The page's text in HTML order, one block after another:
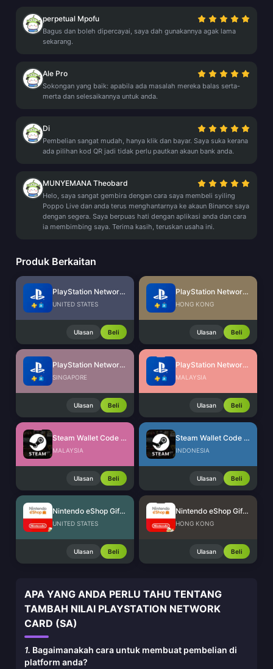
perpetual Mpofu
Bagus dan boleh dipercayai, saya dah gunakannya agak lama
sekarang.
Ale Pro
Sokongan yang baik: apabila ada masalah mereka balas serta-
merta dan selesaikannya untuk anda.
Di
Pembelian sangat mudah, hanya klik dan bayar. Saya suka kerana
ada pilihan kod QR jadi tidak perlu pautkan akaun bank anda.
MUNYEMANA Theobard
Helo, saya sangat gembira dengan cara saya membeli syiling
Poppo Live dan anda terus menghantarnya ke akaun Binance saya
dengan segera. Saya berpuas hati dengan aplikasi anda dan cara
ia membimbing saya. Terima kasih, teruskan usaha ini.
Produk Berkaitan
PlayStation Network Card (US)
UNITED STATES
Ulasan Beli
PlayStation Network Card (HK)
HONG KONG
Ulasan Beli
PlayStation Network Card (SG)
SINGAPORE
Ulasan Beli
PlayStation Network Card (MY)
MALAYSIA
Ulasan Beli
Steam Wallet Code (MYR)
MALAYSIA
Ulasan Beli
Steam Wallet Code (IDR)
INDONESIA
Ulasan Beli
Nintendo eShop Gift Card (US)
UNITED STATES
Ulasan Beli
Nintendo eShop Gift Card (HK)
HONG KONG
Ulasan Beli
APA YANG ANDA PERLU TAHU TENTANG
TAMBAH NILAI PLAYSTATION NETWORK
CARD (SA)
1. Bagaimanakah cara untuk membuat pembelian di
platform anda?